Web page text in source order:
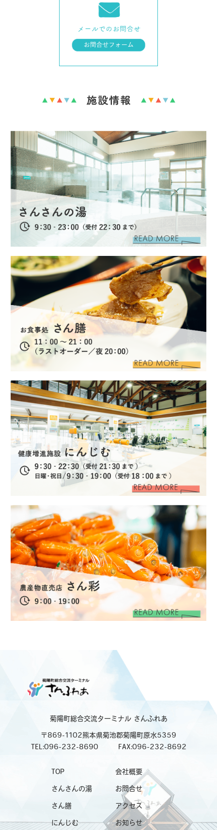
菊陽町総合交流ターミナルさんふれあ
〒869-1102熊本県菊池郡菊陽町原水5359
TEL:096-232-8690
FAX:096-232-8692
TOP 会社概要
さんさんの湯 お問合せ
さん膳 アクセス
にんじむ お知らせ